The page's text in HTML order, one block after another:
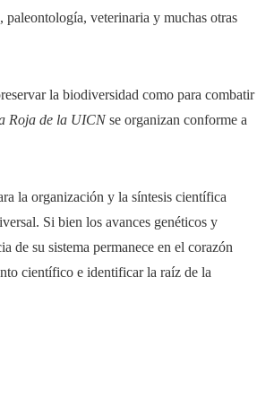
veterinaria y muchas otras
la biodiversidad como para combatir
Roja de la UICNse organizan conforme a
la organización y la síntesis científica
Si bien los avances genéticos y
de su sistema permanece en el corazón
científico e identificar la raíz de la